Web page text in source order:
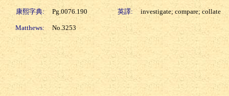
康熙字典: Pg.0076.190 英譯: investigate; compare; collate
Matthews: No.3253